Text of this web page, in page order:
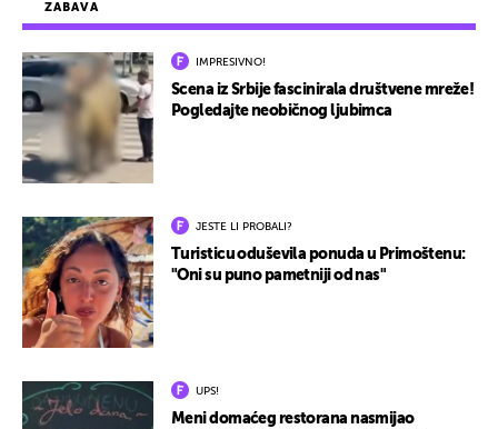
ZABAVA
IMPRESIVNO!
Scena iz Srbije fascinirala društvene mreže!
Pogledajte neobičnog ljubimca
JESTE LI PROBALI?
Turisticu oduševila ponuda u Primoštenu:
"Oni su puno pametniji od nas"
UPS!
Meni domaćeg restorana nasmijao